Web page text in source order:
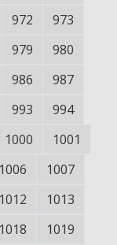
972
973
979
980
986
987
993
994
1000
1001
1006
1007
1012
1013
1018
1019